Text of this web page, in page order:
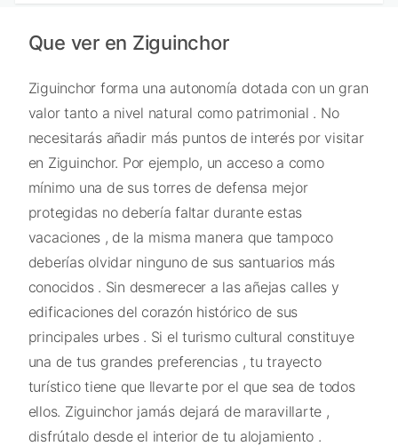
Que ver en Ziguinchor
Ziguinchor forma una autonomía dotada con un gran
valor tanto a nivel natural como patrimonial . No
necesitarás añadir más puntos de interés por visitar
en Ziguinchor. Por ejemplo, un acceso a como
mínimo una de sus torres de defensa mejor
protegidas no debería faltar durante estas
vacaciones , de la misma manera que tampoco
deberías olvidar ninguno de sus santuarios más
conocidos . Sin desmerecer a las añejas calles y
edificaciones del corazón histórico de sus
principales urbes . Si el turismo cultural constituye
una de tus grandes preferencias , tu trayecto
turístico tiene que llevarte por el que sea de todos
ellos. Ziguinchor jamás dejará de maravillarte ,
disfrútalo desde el interior de tu alojamiento .